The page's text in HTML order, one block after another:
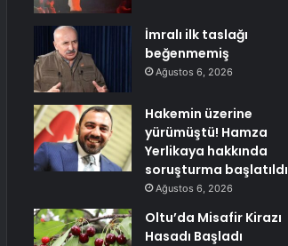
İmralı ilk taslağı
beğenmemiş
Ağustos 6, 2026
Hakemin üzerine
yürümüştü! Hamza
Yerlikaya hakkında
soruşturma başlatıldı
Ağustos 6, 2026
Oltu’da Misafir Kirazı
Hasadı Başladı